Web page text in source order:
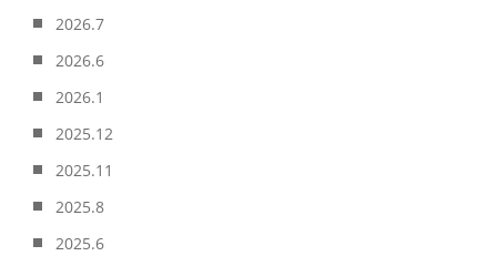
2026.7
2026.6
2026.1
2025.12
2025.11
2025.8
2025.6